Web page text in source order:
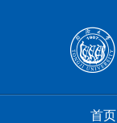
首页